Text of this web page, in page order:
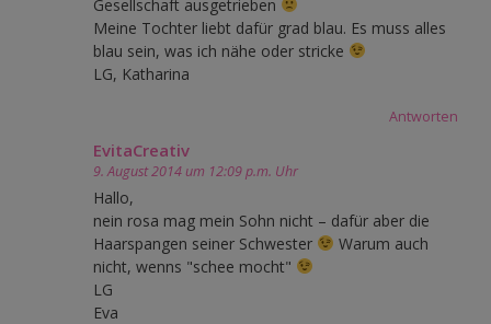
Gesellschaft ausgetrieben
Meine Tochter liebt dafür grad blau. Es muss alles
blau sein, was ich nähe oder stricke
LG, Katharina
Antworten
EvitaCreativ
9. August 2014 um 12:09 p.m. Uhr
Hallo,
nein rosa mag mein Sohn nicht – dafür aber die
Haarspangen seiner Schwester
Warum auch
nicht, wenns "schee mocht"
LG
Eva